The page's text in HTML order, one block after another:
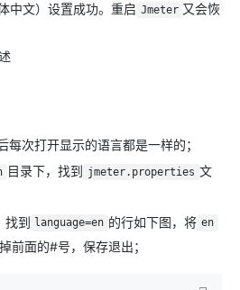
中文）设置成功。重启 Jmeter 又会恢
每次打开显示的语言都是一样的；
目录下，找到 jmeter.properties 文
找到 language=en 的行如下图，将 en
前面的#号，保存退出；